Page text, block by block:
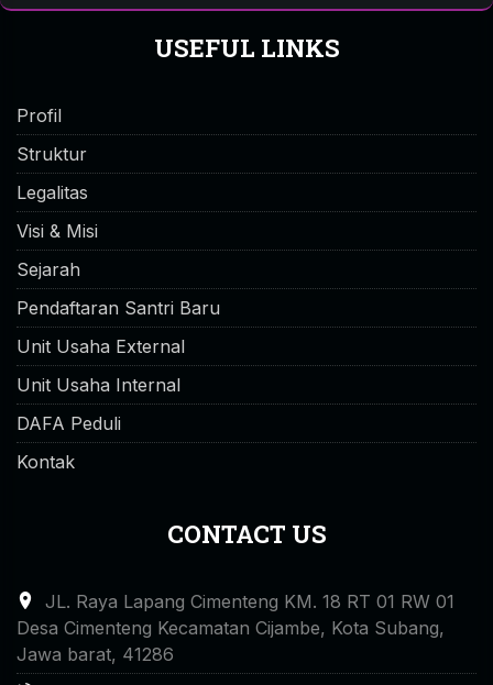
USEFUL LINKS
Profil
Struktur
Legalitas
Visi & Misi
Sejarah
Pendaftaran Santri Baru
Unit Usaha External
Unit Usaha Internal
DAFA Peduli
Kontak
CONTACT US
JL. Raya Lapang Cimenteng KM. 18 RT 01 RW 01
Desa Cimenteng Kecamatan Cijambe, Kota Subang,
Jawa barat, 41286